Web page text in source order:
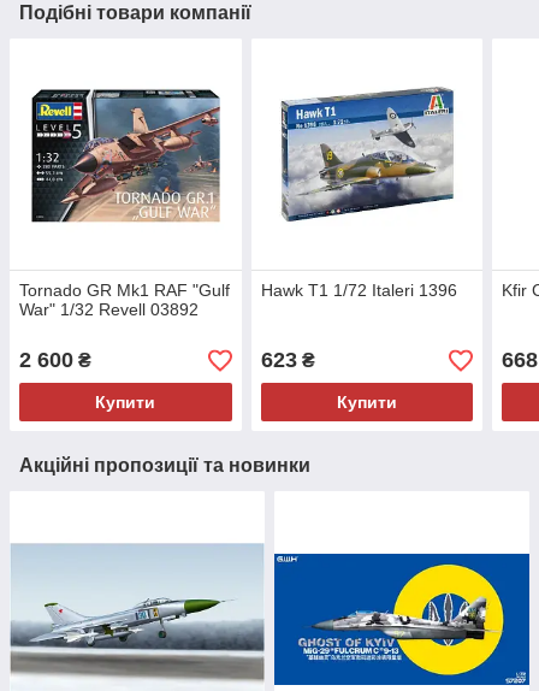
Подібні товари компанії
Tornado GR Mk1 RAF "Gulf
War" 1/32 Revell 03892
2 600 ₴
Купити
Hawk T1 1/72 Italeri 1396
623₴
Купити
Kfir
668
Акційні пропозиції та новинки